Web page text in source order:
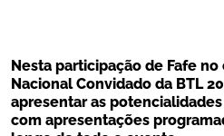
Nesta participação de Fafe
Nacional Convidado da BTL
apresentar as
com apresentações